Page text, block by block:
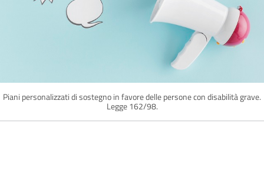
Piani personalizzati di sostegno in favore delle persone con disabilità grave.
Legge 162/98.